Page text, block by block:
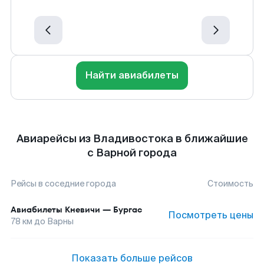
Найти авиабилеты
Авиарейсы из Владивостока в ближайшие
с Варной города
Рейсы в соседние города Стоимость
Авиабилеты Кневичи — Бургас
78 км до Варны Посмотреть цены
Показать больше рейсов